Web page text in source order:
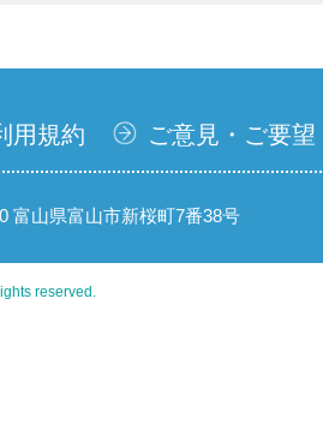
用規約 ご意見・ご要望
山県富山市新桜町7番38号
reserved.